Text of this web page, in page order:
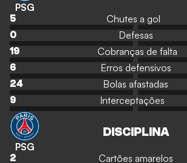
PSG
5 Chutes a gol
0
Defesas
19
Cobranças de falta
6
Erros defensivos
24
Bolas afastadas
9
Interceptações
PSG
DISCIPLINA
2 Cartões amarelos